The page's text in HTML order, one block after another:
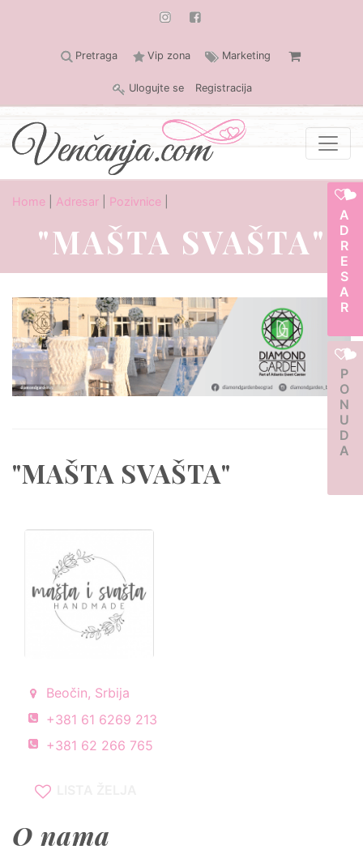
Pretraga Vip zona Marketing
Ulogujte se Registracija
ADRESAR
PONUDA
Home Adresar Pozivnice
"MAŠTA SVAŠTA"
"MAŠTA SVAŠTA"
Beočin, Srbija
+381 61 6269 213
+381 62 266 765
O nama